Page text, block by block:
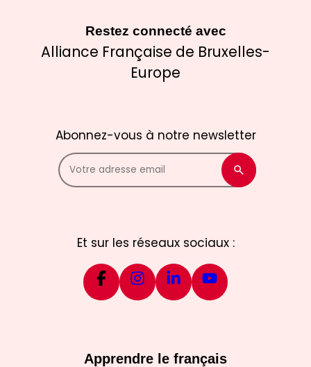
Restez connecté avec
Alliance Française de Bruxelles-
Europe
Abonnez-vous à notre newsletter
Et sur les réseaux sociaux :
Apprendre le français